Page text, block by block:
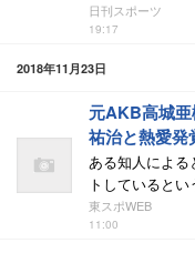
日刊スポーツ
19:17
2018年11月23日
元AKB高城
祐治と熱愛発
ある知人による
トしているとい
東スポWEB
11:00